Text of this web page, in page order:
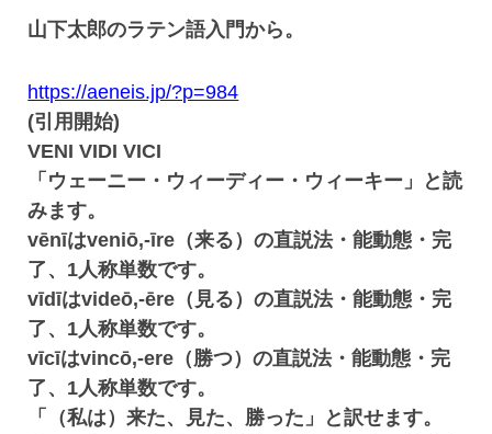
山下太郎のラテン語入門から。
https://aeneis.jp/?p=984
(引用開始)
VENI VIDI VICI
「ウェーニー・ウィーディー・ウィーキー」と読
みます。
vēnīはveniō,-īre（来る）の直説法・能動態・完
了、1人称単数です。
vīdīはvideō,-ēre（見る）の直説法・能動態・完
了、1人称単数です。
vīcīはvincō,-ere（勝つ）の直説法・能動態・完
了、1人称単数です。
「（私は）来た、見た、勝った」と訳せます。